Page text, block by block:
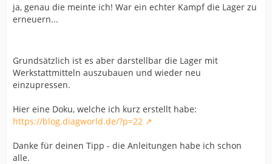
ja, genau die meinte ich! War ein echter Kampf die Lager zu
erneuern...
Grundsätzlich ist es aber darstellbar die Lager mit
Werkstattmitteln auszubauen und wieder neu
einzupressen.
Hier eine Doku, welche ich kurz erstellt habe:
https://blog.diagworld.de/?p=22
Danke für deinen Tipp - die Anleitungen habe ich schon
alle.